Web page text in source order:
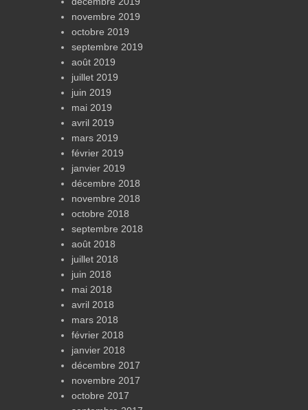
novembre 2019
octobre 2019
septembre 2019
août 2019
juillet 2019
juin 2019
mai 2019
avril 2019
mars 2019
février 2019
janvier 2019
décembre 2018
novembre 2018
octobre 2018
septembre 2018
août 2018
juillet 2018
juin 2018
mai 2018
avril 2018
mars 2018
février 2018
janvier 2018
décembre 2017
novembre 2017
octobre 2017